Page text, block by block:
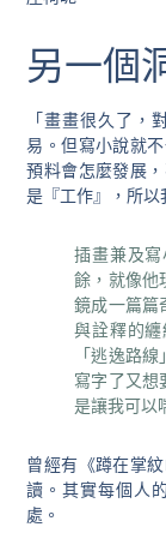
另一個
「畫畫很久了，
易。但寫小說就
預料會怎麼發展
是『工作』，所以
插畫兼及
餘，就像他
鏡成一篇篇
與詮釋的
「逃逸路
寫字了又想
是讓我可以
曾經有《蹲在掌
讀。其實每個人
處。